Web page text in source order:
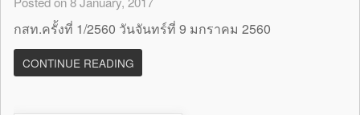
กสท.ครั้งที่ 1/2560 วันจันทร์ที่ 9 มกราคม 2560
CONTINUE READING